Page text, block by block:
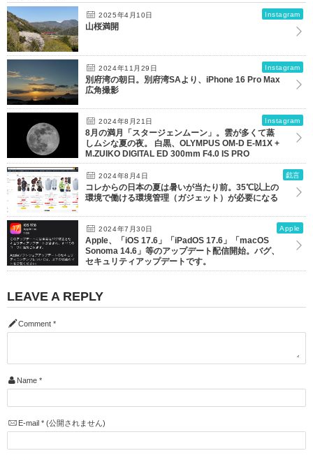
2025年4月10日 Instagram
山桜満開
2024年11月29日 Instagram
別府湾の朝日。別府湾SAより、iPhone 16 Pro Max
広角撮影
2024年8月21日 Instagram
8月の満月「スタージェンムーン」。雲が多くて蒸
しムシな夏の夜。 白黒、OLYMPUS OM-D E-M1X +
M.ZUIKO DIGITAL ED 300mm F4.0 IS PRO
2024年8月4日 戯言
コレからの日本の夏は暑いが当たり前。35℃以上の
環境で働ける環境管理（ガジェット）が必要になる
2024年7月30日 Apple
Apple、「iOS 17.6」「iPadOS 17.6」「macOS
Sonoma 14.6」等のアップデート配信開始。バグ、
セキュリティアップデートです。
LEAVE A REPLY
Comment *
Name *
E-mail *(公開されません)